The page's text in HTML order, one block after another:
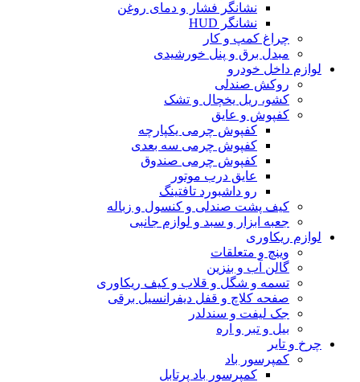
نشانگر فشار و دمای روغن
نشانگر HUD
چراغ کمپ و کار
مبدل برق و پنل خورشیدی
لوازم داخل خودرو
روکش صندلی
کشو، ریل یخچال و تشک
کفپوش و عایق
کفپوش چرمی یکپارچه
کفپوش چرمی سه بعدی
کفپوش چرمی صندوق
عایق درب موتور
رو داشبورد تافتینگ
کیف پشت صندلی و کنسول و زباله
جعبه ابزار و سبد و لوازم جانبی
لوازم ریکاوری
وینچ و متعلقات
گالن آب و بنزین
تسمه و شگل و قلاب و کیف ریکاوری
صفحه کلاچ و قفل دیفرانسیل برقی
جک لیفت و سندلدر
بیل و تبر و اره
چرخ و تایر
کمپرسور باد
کمپرسور باد پرتابل